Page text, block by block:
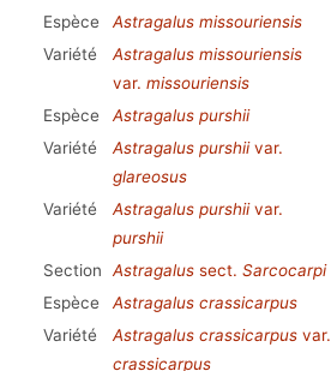
Espèce
Astragalus missouriensis
Variété
Astragalus missouriensis
var. missouriensis
Espèce Astragalus purshii
Variété
Astragalus purshiivar.
glareosus
Variété Astragalus purshiivar.
purshii
Section Astragalus sect. Sarcocarpi
Espèce
Astragalus crassicarpus
Variété
Astragalus crassicarpus var.
crassicarpus